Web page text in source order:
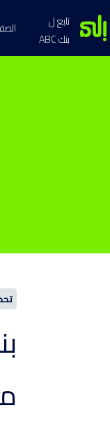
تابع ل
بنك ABC